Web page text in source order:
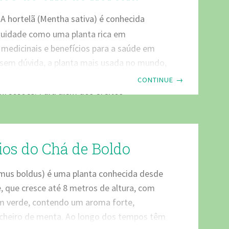
A hortelã (Mentha sativa) é conhecida
como uma planta rica em
e benefícios para a saúde em
dúvida, a planta mais usada no mundo,
Para além dos efeitos
dores de garganta. Excelente tônica
CONTINUE →
do Chá de Boldo
boldus) é uma planta conhecida desde
que cresce até 8 metros de altura, com
verde, contendo um aroma forte,
de menta. Ao longo dos tempos têm